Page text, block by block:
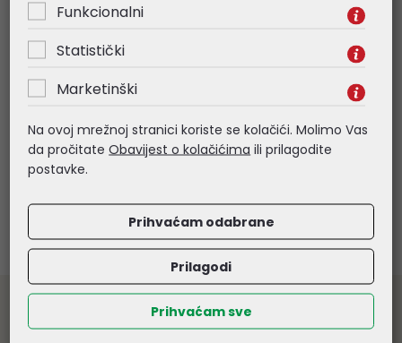
CD-R Verbatim 700MB 48×
Datalife/Vinyl Look 10 pack
Slimcase
Kataloški broj:43426
Šifra: V043426
CD-R Verbatim
DataLife/Wide
Printable 1
Kataloški broj:
Šifra:V043325-1
Veleprodaja informatičke opreme
Funkcionalni
Statistički
Marketinški
Na ovoj mrežnoj stranici koriste se kolačići. Molimo Vas
da pročitateObavijest o kolačićima ili prilagodite
postavke.
Prihvaćam odabrane
Prilagodi
Prihvaćam sve